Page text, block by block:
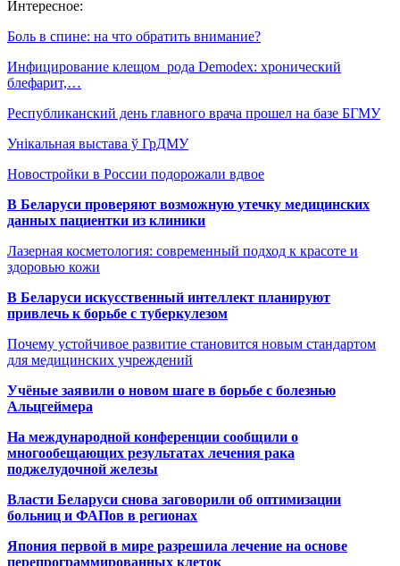
Интересное:
Боль в спине: на что обратить внимание?
Инфицирование клещом рода Demodex: хронический
блефарит,…
Республиканский день главного врача прошел на базе БГМУ
Унікальная выстава ў ГрДМУ
Новостройки в России подорожали вдвое
В Беларуси проверяют возможную утечку медицинских
данных пациентки из клиники
Лазерная косметология: современный подход к красоте и
здоровью кожи
В Беларуси искусственный интеллект планируют
привлечь к борьбе с туберкулезом
Почему устойчивое развитие становится новым стандартом
для медицинских учреждений
Учёные заявили о новом шаге в борьбе с болезнью
Альцгеймера
На международной конференции сообщили о
многообещающих результатах лечения рака
поджелудочной железы
Власти Беларуси снова заговорили об оптимизации
больниц и ФАПов в регионах
Япония первой в мире разрешила лечение на основе
перепрограммированных клеток